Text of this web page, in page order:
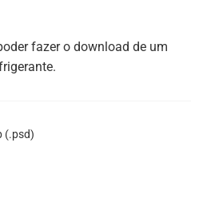
fazer o download de um
(.psd)